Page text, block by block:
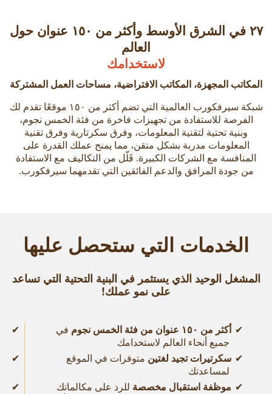
٢٧ في الشرق الأوسط وأكثر من ۱٥۰ عنوان حول
العالم
لاستخدامك
المكاتب المجهزة، المكاتب الافتراضية، مساحات العمل المشتركة
شبكة سيرفكورب العالمية التي تضم أكثر من ۱٥۰ موقعًا تقدم لك
الفرصة للاستفادة من تجهيزات فاخرة من فئة الخمس نجوم،
وبنية تحتية لتقنية المعلومات، وفرق سكرتارية وفرق تقنية
المعلومات مدربة بشكل متقن، مما يمنح عملك القدرة على
المنافسة مع الشركات الكبيرة. قَلّل من التكاليف مع الاستفادة
من جودة المرافق والدعم الفائقين التي تقدمهما سيرفكورب.
الخدمات التي ستحصل عليها
المشغل الوحيد الذي يستثمر في البنية التحتية التي تساعد
على نمو عملك!
أكثر من ۱٥۰ عنوان من فئة الخمس نجوم
في
جميع أنحاء العالم لاستخدامك
سكرتيرات تجيد لغتين متوفرات في الموقع
لمساعدتك
موظفة استقبال مخصصة للرد على مكالماتك